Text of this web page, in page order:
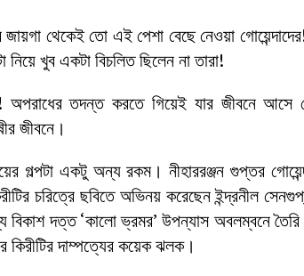
॥ এসিল্যান্ড অফিসে ভয়াবহ দুর্নীতি
থেকেই তো এই পেশা বেছে নেওয়া
খুব একটা বিচলিত ছিলেন না তারা!
অপরাধের তদন্ত করতে গিয়েই যার জীবনে
জীবনে।
গল্পটা একটু অন্য রকম। নীহাররঞ্জন গুপ্তর
চরিত্রে ছবিতে অভিনয় করেছেন ইন্দ্রনীল
বিকাশ দত্ত ‘কালো ভ্রমর’ উপন্যাস অবলম্বনে তৈরি
দাম্পত্যের কয়েক ঝলক।